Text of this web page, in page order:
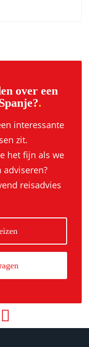
over een
interessante
zit.
het fijn als we
adviseren?
reisadvies